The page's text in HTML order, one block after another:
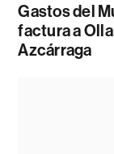
Gastos del
factura a
Azcárraga